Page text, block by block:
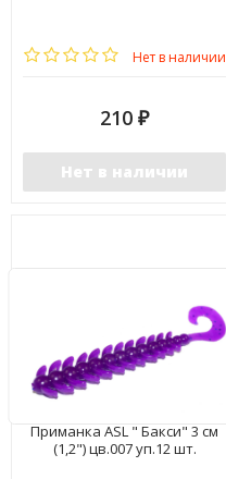
Нет в наличии
210 ₽
Нет в наличии
Приманка ASL " Бакси" 3 см
(1,2") цв.007 уп.12 шт.